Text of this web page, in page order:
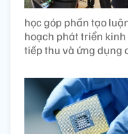
học góp phần tạo
hoạch phát triển kinh
tiếp thu và ứng dụng